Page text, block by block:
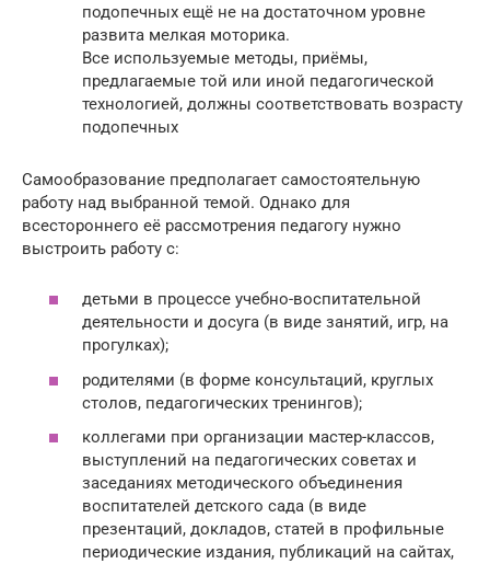
подопечных ещё не на достаточном уровне
развита мелкая моторика.
Все используемые методы, приёмы,
предлагаемые той или иной педагогической
технологией, должны соответствовать возрасту
подопечных
Самообразование предполагает самостоятельную
работу над выбранной темой. Однако для
всестороннего её рассмотрения педагогу нужно
выстроить работу с:
детьми в процессе учебно-воспитательной
деятельности и досуга (в виде занятий, игр, на
прогулках);
родителями (в форме консультаций, круглых
столов, педагогических тренингов);
коллегами при организации мастер-классов,
выступлений на педагогических советах и
заседаниях методического объединения
воспитателей детского сада (в виде
презентаций, докладов, статей в профильные
периодические издания, публикаций на сайтах,